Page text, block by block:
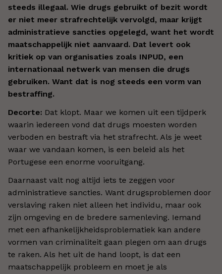
steeds illegaal. Wie drugs gebruikt of bezit wordt
er niet meer strafrechtelijk vervolgd, maar krijgt
administratieve sancties opgelegd, want het wordt
maatschappelijk niet aanvaard. Dat levert ook
kritiek op van organisaties zoals INPUD, een
internationaal netwerk van mensen die drugs
gebruiken. Want dat is nog steeds een vorm van
bestraffing.
Decorte: Dat klopt. Maar we komen uit een tijdperk
waarin iedereen vond dat drugs moesten worden
verboden en bestraft via het strafrecht. Als je weet
waar we vandaan komen, is een beleid als het
Portugese een enorme vooruitgang.
Daarnaast valt nog altijd iets te zeggen voor
administratieve sancties. Want drugsproblemen door
verslaving raken niet alleen het individu, maar ook
zijn omgeving en de bredere samenleving. Iemand
met een afhankelijkheidsproblematiek kan andere
vormen van criminaliteit gaan plegen om aan drugs
te raken. Als het uit de hand loopt, is dat een
maatschappelijk probleem en moet je als